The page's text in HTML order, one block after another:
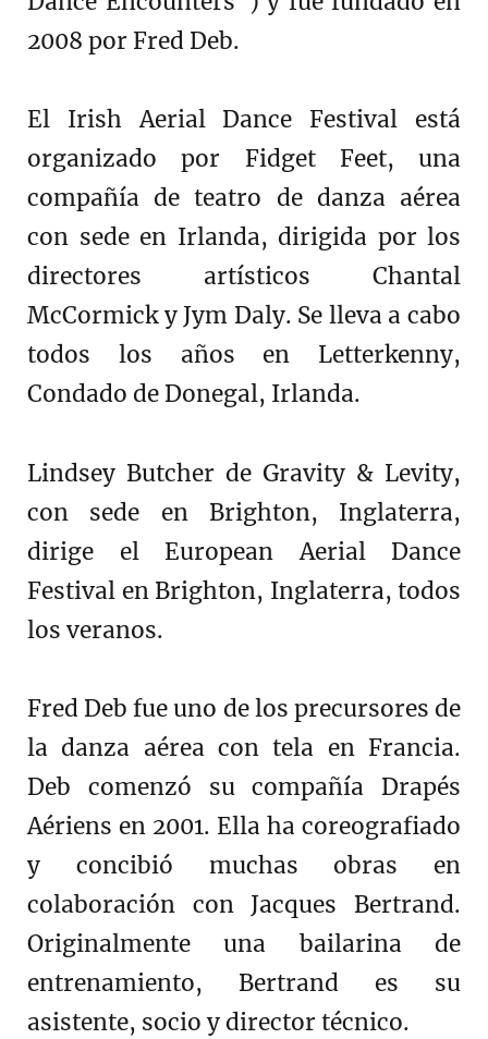
2008 por Fred Deb.
El Irish Aerial Dance Festival está
organizado por Fidget Feet, una
compañía de teatro de danza aérea
con sede en Irlanda, dirigida por los
directores artísticos Chantal
McCormick y Jym Daly. Se lleva a cabo
todos los años en Letterkenny,
Condado de Donegal, Irlanda.
Lindsey Butcher de Gravity & Levity,
con sede en Brighton, Inglaterra,
dirige el European Aerial Dance
Festival en Brighton, Inglaterra, todos
los veranos.
Fred Deb fue uno de los precursores de
la danza aérea con tela en Francia.
Deb comenzó su compañía Drapés
Aériens en 2001. Ella ha coreografiado
y concibió muchas obras en
colaboración con Jacques Bertrand.
Originalmente una bailarina de
entrenamiento, Bertrand es su
asistente, socio y director técnico.